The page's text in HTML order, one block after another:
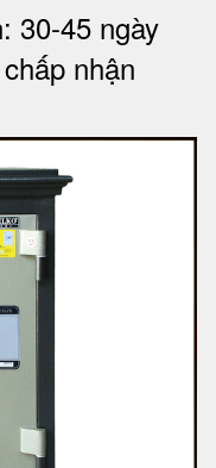
30-45 ngày
nhận